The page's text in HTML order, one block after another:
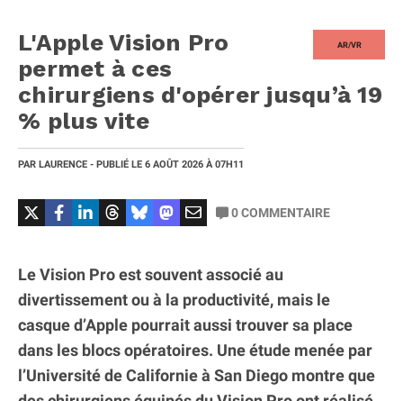
AR/VR
L'Apple Vision Pro
permet à ces
chirurgiens d'opérer jusqu’à 19
% plus vite
PAR LAURENCE - PUBLIÉ LE 6 AOÛT 2026 À 07H11
0COMMENTAIRE
Le Vision Pro est souvent associé au
divertissement ou à la productivité, mais le
casque d’Apple pourrait aussi trouver sa place
dans les blocs opératoires. Une étude menée par
l’Université de Californie à San Diego montre que